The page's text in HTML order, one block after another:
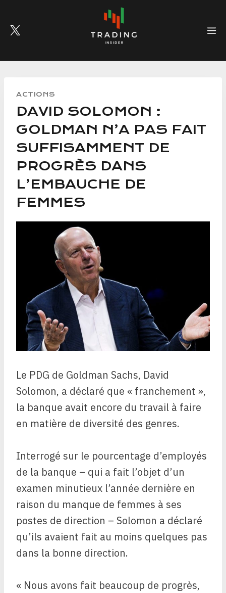
content
ACTIONS
DAVID SOLOMON :
GOLDMAN N’A PAS FAIT
SUFFISAMMENT DE
PROGRÈS DANS
L’EMBAUCHE DE
FEMMES
Le PDG de Goldman Sachs, David
Solomon, a déclaré que « franchement »,
la banque avait encore du travail à faire
en matière de diversité des genres.
Interrogé sur le pourcentage d’employés
de la banque – qui a fait l’objet d’un
examen minutieux l’année dernière en
raison du manque de femmes à ses
postes de direction – Solomon a déclaré
qu’ils avaient fait au moins quelques pas
dans la bonne direction.
« Nous avons fait beaucoup de progrès,